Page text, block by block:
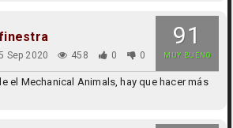
91
MUY BUENO
Sep 2020 458 0 0
el Mechanical Animals, hay que hacer más